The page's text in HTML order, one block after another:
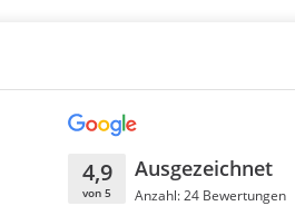
4,9
von 5
Ausgezeichnet
Anzahl: 24 Bewertungen